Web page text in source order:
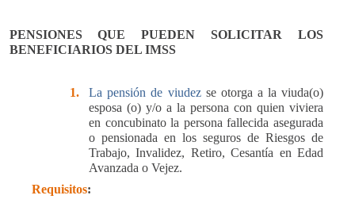
PENSIONES QUE PUEDEN SOLICITAR LOS
BENEFICIARIOS DEL IMSS
1. La pensión de viudez se otorga a la viuda(o)
esposa (o) y/o a la persona con quien viviera
en concubinato la persona fallecida asegurada
o pensionada en los seguros de Riesgos de
Trabajo, Invalidez, Retiro, Cesantía en Edad
Avanzada o Vejez.
Requisitos: